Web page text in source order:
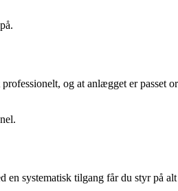
og at anlægget er passet
systematisk tilgang får du styr på